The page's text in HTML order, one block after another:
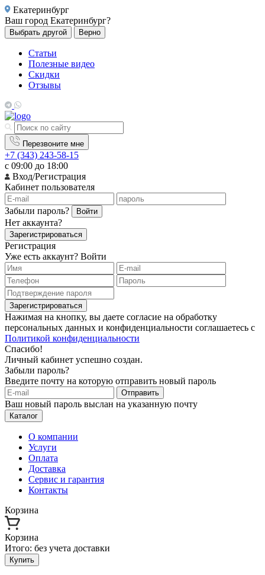
Екатеринбург
Ваш город Екатеринбург?
Выбрать другой Верно
Статьи
Полезные видео
Скидки
Отзывы
Перезвоните мне
+7 (343) 243-58-15
с 09:00 до 18:00
Вход/Регистрация
Кабинет пользователя
Забыли пароль? Войти
Нет аккаунта?
Зарегистрироваться
Регистрация
Уже есть аккаунт? Войти
Зарегистрироваться
Нажимая на кнопку, вы даете согласие на обработку
персональных данных и конфиденциальности соглашаетесь с
Политикой конфиденциальности
Спасибо!
Личный кабинет успешно создан.
Забыли пароль?
Введите почту на которую отправить новый пароль
Отправить
Ваш новый пароль выслан на указанную почту
Каталог
О компании
Услуги
Оплата
Доставка
Сервис и гарантия
Контакты
Корзина
Корзина
Итого: без учета доставки
Купить